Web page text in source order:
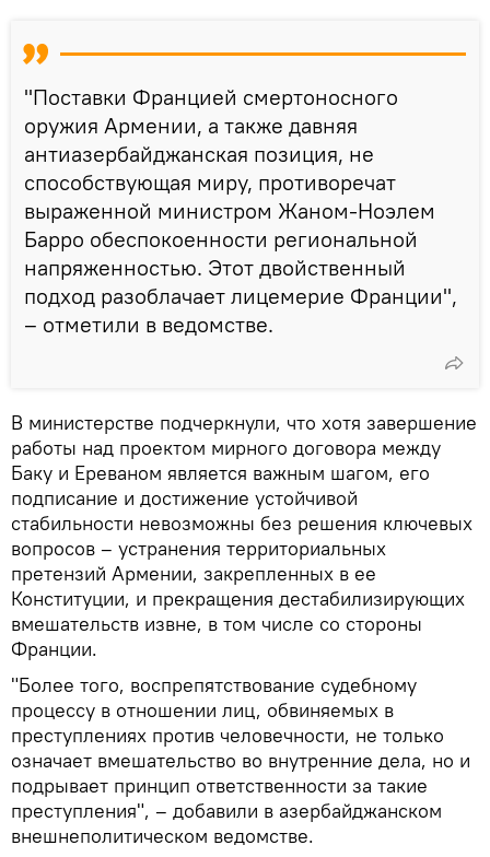
"Поставки Францией смертоносного
оружия Армении, а также давняя
антиазербайджанская позиция, не
способствующая миру, противоречат
выраженной министром Жаном-Ноэлем
Барро обеспокоенности региональной
напряженностью. Этот двойственный
подход разоблачает лицемерие Франции",
– отметили в ведомстве.
В министерстве подчеркнули, что хотя завершение
работы над проектом мирного договора между
Баку и Ереваном является важным шагом, его
подписание и достижение устойчивой
стабильности невозможны без решения ключевых
вопросов – устранения территориальных
претензий Армении, закрепленных в ее
Конституции, и прекращения дестабилизирующих
вмешательств извне, в том числе со стороны
Франции.
"Более того, воспрепятствование судебному
процессу в отношении лиц, обвиняемых в
преступлениях против человечности, не только
означает вмешательство во внутренние дела, но и
подрывает принцип ответственности за такие
преступления", – добавили в азербайджанском
внешнеполитическом ведомстве.